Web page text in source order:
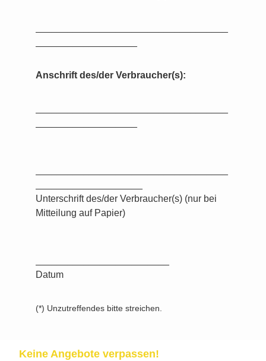
Anschrift des/der Verbraucher(s):
Unterschrift des/der Verbraucher(s) (nur bei
Mitteilung auf Papier)
Datum
(*) Unzutreffendes bitte streichen.
Keine Angebote verpassen!